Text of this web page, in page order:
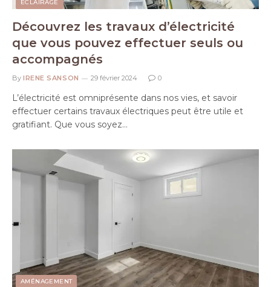
ECLAIRAGE
Découvrez les travaux d’électricité
que vous pouvez effectuer seuls ou
accompagnés
By IRENE SANSON 29 février 2024 0
L’électricité est omniprésente dans nos vies, et savoir
effectuer certains travaux électriques peut être utile et
gratifiant. Que vous soyez…
AMÉNAGEMENT